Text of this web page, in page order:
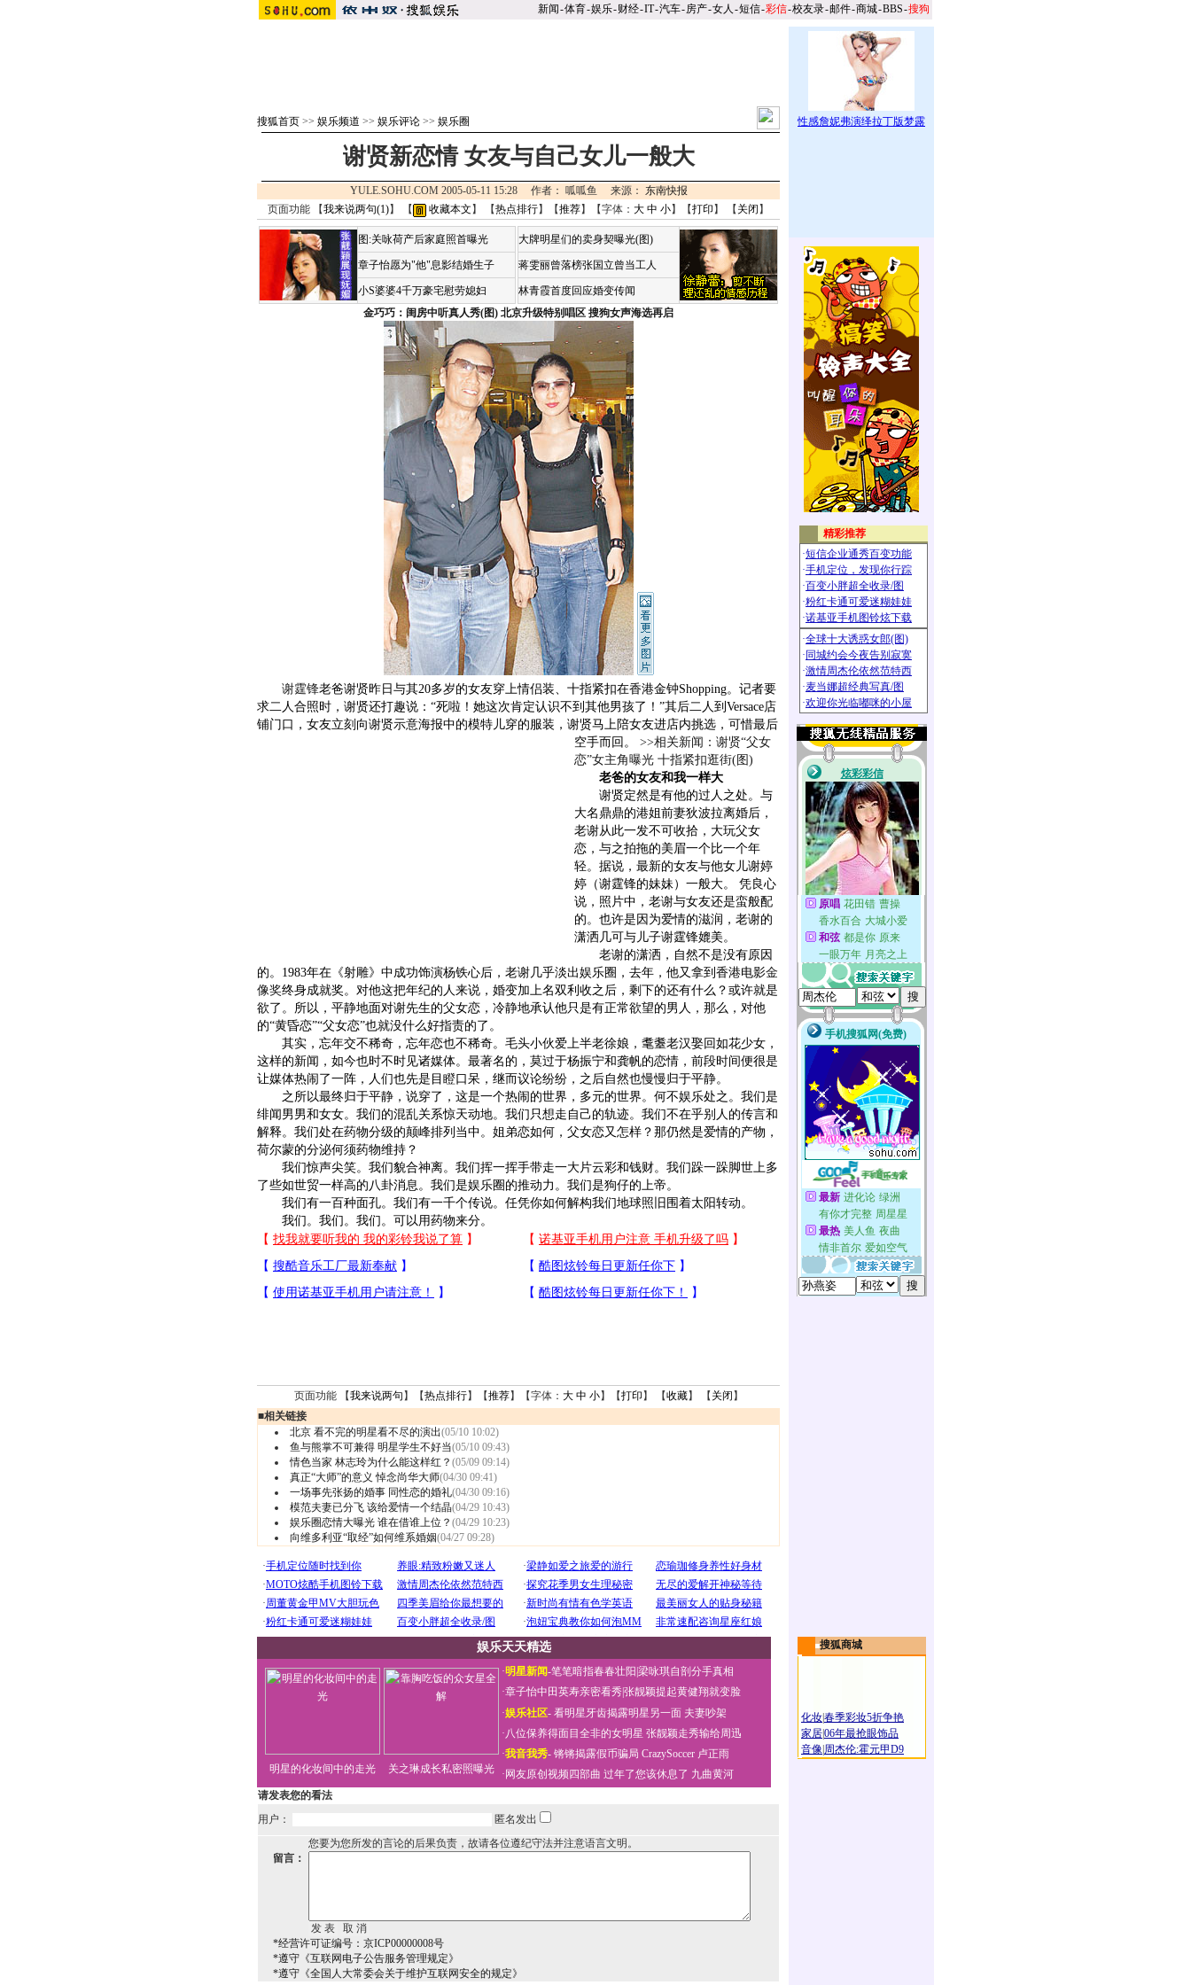
新闻-体育-娱乐-财经-IT-汽车-房产-女人 -短信-彩信-校友录-邮件-商城-BBS-搜狗
搜狐首页 >> 娱乐频道 >> 娱乐评论 >> 娱乐圈
谢贤新恋情 女友与自己女儿一般大
YULE.SOHU.COM 2005-05-11 15:28 作者： 呱呱鱼 来源： 东南快报
页面功能 【我来说两句(1)】 【 收藏本文 】 【热点排行】【推荐】【字体： 大 中 小】【打印 】 【 关闭 】
图:关咏荷产后家庭照首曝光
章子怡愿为"他"息影结婚生子
小S婆婆4千万豪宅慰劳媳妇
大牌明星们的卖身契曝光(图)
蒋雯丽曾落榜张国立曾当工人
林青霞首度回应婚变传闻
金巧巧：闺房中听真人秀(图) 北京升级特别唱区 搜狗女声海选再启
谢霆锋老爸谢贤昨日与其20多岁的女友穿上情侣装、十指紧扣在香港金钟Shopping。记者要
求二人合照时，谢贤还打趣说：“死啦！她这次肯定认识不到其他男孩了！”其后二人到Versace店
铺门口，女友立刻向谢贤示意海报中的模特儿穿的服装，谢贤马上陪女友进店内挑选，可惜最后
空手而回。
>>相关新闻：谢贤“父女
恋”女主角曝光 十指紧扣逛街(图)
老爸的女友和我一样大
谢贤定然是有他的过人之处。与
大名鼎鼎的港姐前妻狄波拉离婚后，
老谢从此一发不可收拾，大玩父女
恋，与之拍拖的美眉一个比一个年
轻。据说，最新的女友与他女儿谢婷
婷（谢霆锋的妹妹）一般大。 凭良心
说，照片中，老谢与女友还是蛮般配
的。也许是因为爱情的滋润，老谢的
潇洒几可与儿子谢霆锋媲美。
老谢的潇洒，自然不是没有原因
的。1983年在《射雕》中成功饰演杨铁心后，老谢几乎淡出娱乐圈，去年，他又拿到香港电影金
像奖终身成就奖。对他这把年纪的人来说，婚变加上名双利收之后，剩下的还有什么？或许就是
欲了。所以，平静地面对谢先生的父女恋，冷静地承认他只是有正常欲望的男人，那么，对他
的“黄昏恋”“父女恋”也就没什么好指责的了。
其实，忘年交不稀奇，忘年恋也不稀奇。毛头小伙爱上半老徐娘，耄耋老汉娶回如花少女，
这样的新闻，如今也时不时见诸媒体。最著名的，莫过于杨振宁和龚帆的恋情，前段时间便很是
让媒体热闹了一阵，人们也先是目瞪口呆，继而议论纷纷，之后自然也慢慢归于平静。
之所以最终归于平静，说穿了，这是一个热闹的世界，多元的世界。何不娱乐处之。我们是
绯闻男男和女女。我们的混乱关系惊天动地。我们只想走自己的轨迹。我们不在乎别人的传言和
解释。我们处在药物分级的颠峰排列当中。姐弟恋如何，父女恋又怎样？那仍然是爱情的产物，
荷尔蒙的分泌何须药物维持？
我们惊声尖笑。我们貌合神离。我们挥一挥手带走一大片云彩和钱财。我们跺一跺脚世上多
了些如世贸一样高的八卦消息。我们是娱乐圈的推动力。我们是狗仔的上帝。
我们有一百种面孔。我们有一千个传说。任凭你如何解构我们地球照旧围着太阳转动。
我们。我们。我们。可以用药物来分。
页面功能 【我来说两句 】【热点排行】【推荐】【字体： 大 中 小】【打印 】 【收藏】 【 关闭 】
■相关链接
北京 看不完的明星看不尽的演出(05/10 10:02)
鱼与熊掌不可兼得 明星学生不好当(05/10 09:43)
情色当家 林志玲为什么能这样红？ (05/09 09:14)
真正“大师”的意义 悼念尚华大师(04/30 09:41)
一场事先张扬的婚事 同性恋的婚礼(04/30 09:16)
模范夫妻已分飞 该给爱情一个结晶(04/29 10:43)
娱乐圈恋情大曝光 谁在借谁上位？ (04/29 10:23)
向维多利亚“取经”如何维系婚姻(04/27 09:28)
娱乐天天精选
明星的化妆间中的走光 关之琳成长私密照曝光
·明星新闻-笔笔暗指春春壮阳 梁咏琪自剖分手真相
·章子怡中田英寿亲密看秀张靓颖提起黄健翔就变脸
·娱乐社区- 看明星牙齿揭露明星另一面 夫妻吵架
·八位保养得面目全非的女明星 张靓颖走秀输给周迅
·我音我秀- 锵锵揭露假币骗局 CrazySoccer 卢正雨
· 网友原创视频四部曲 过年了您该休息了 九曲黄河
请发表您的看法
用户：
匿名发出
您要为您所发的言论的后果负责，故请各位遵纪守法并注意语言文明。
留言：
*经营许可证编号：京ICP00000008号
*遵守《互联网电子公告服务管理规定》
*遵守《全国人大常委会关于维护互联网安全的规定》
搜狐商城
化妆春季彩妆5折争艳
家居06年最抢眼饰品
音像 周杰伦:霍元甲D9